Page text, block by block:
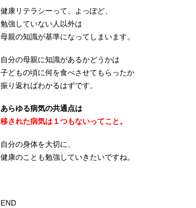
健康リテラシーって、よっぽど、
勉強していない人以外は
母親の知識が基準になってしまいます。
自分の母親に知識があるかどうかは
子どもの頃に何を食べさせてもらったか
振り返ればわかるはずです。
あらゆる病気の共通点は
移された病気は １つもないってこと。
自分の身体を大切に、
健康のことも勉強していきたいですね。
END